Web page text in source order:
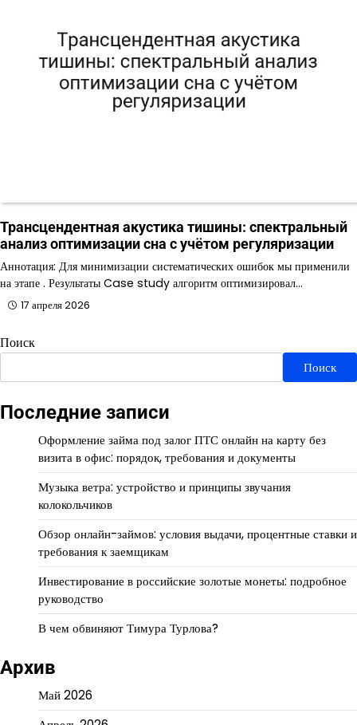
Трансцендентная акустика тишины: спектральный
анализ оптимизации сна с учётом регуляризации
Аннотация: Для минимизации систематических ошибок мы применили
на этапе . Результаты Case study алгоритм оптимизировал…
17 апреля 2026
Поиск
Поиск
Последние записи
Оформление займа под залог ПТС онлайн на карту без
визита в офис: порядок, требования и документы
Музыка ветра: устройство и принципы звучания
колокольчиков
Обзор онлайн-займов: условия выдачи, процентные ставки и
требования к заемщикам
Инвестирование в российские золотые монеты: подробное
руководство
В чем обвиняют Тимура Турлова?
Архив
Май 2026